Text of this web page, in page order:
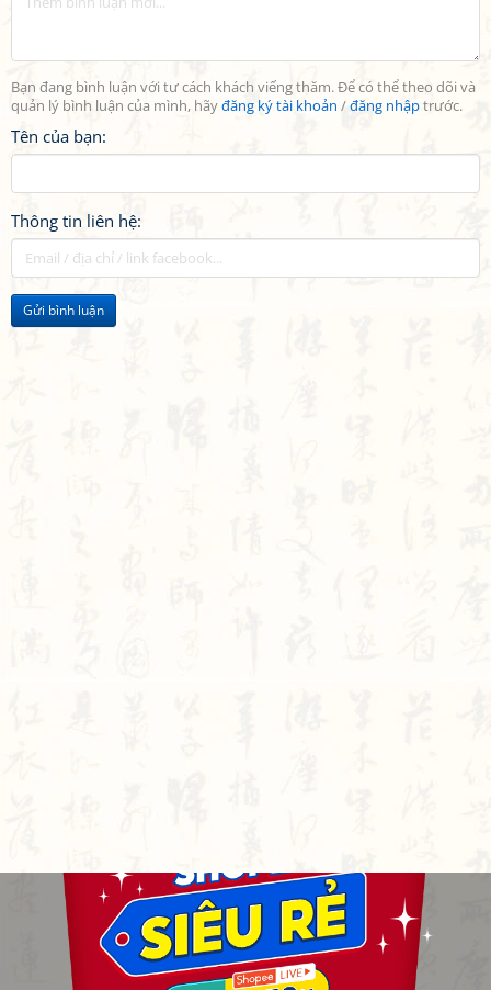
Bạn đang bình luận với tư cách khách viếng thăm. Để có thể theo dõi và
quản lý bình luận của mình, hãyđăng ký tài khoản /đăng nhậptrước.
Tên của bạn:
Thông tin liên hệ:
Gửi bình luận